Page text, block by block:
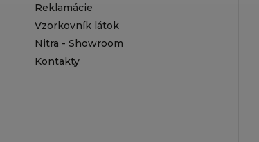
Reklamácie
Vzorkovník látok
Nitra - Showroom
Kontakty